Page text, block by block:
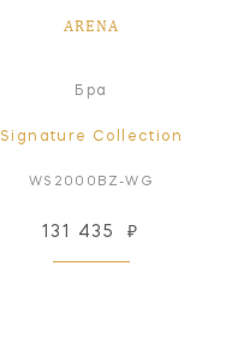
ARENA
Бра
Signature Collection
WS2000BZ-WG
131 435 ₽